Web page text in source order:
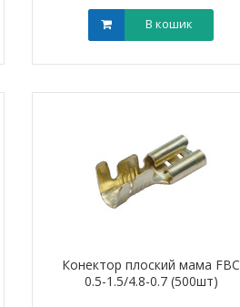
В кошик
Конектор плоский мама FBC
0.5-1.5/4.8-0.7 (500шт)